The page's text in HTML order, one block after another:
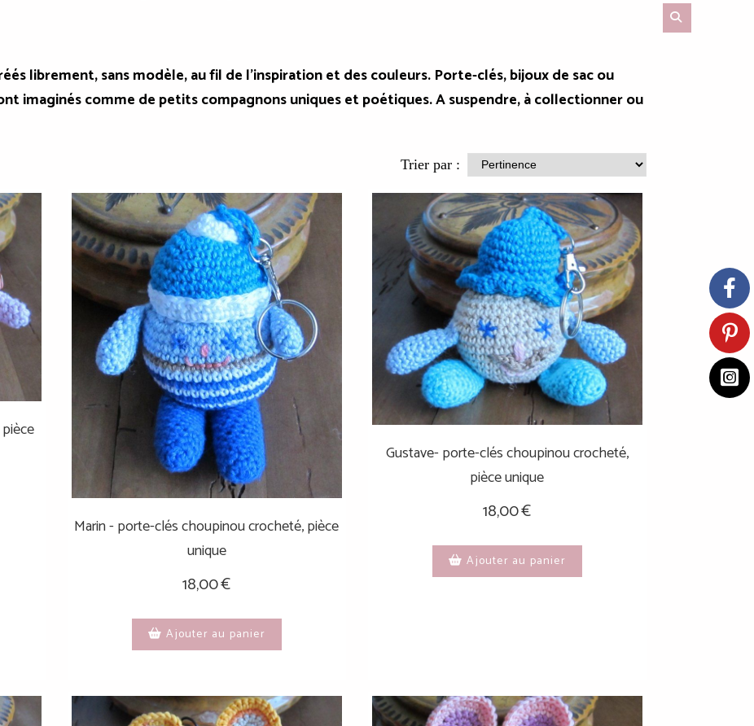
librement, sans modèle, au fil de l'inspiration et des couleurs. Porte-clés, bijoux de sac ou
imaginés comme de petits compagnons uniques et poétiques. A suspendre, à collectionner ou
Trier par :
Marin - porte-clés choupinou crocheté, pièce
unique
18,00€
Ajouter au panier
Gustave- porte-clés choupinou crocheté,
pièce unique
18,00€
Ajouter au panier